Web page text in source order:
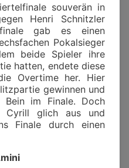
souverän in
Henri Schnitzler
gab es einen
Pokalsieger
beide Spieler ihre
hatten, endete diese
Overtime her. Hier
gewinnen und
im Finale. Doch
Cyrill glich aus und
Finale durch einen